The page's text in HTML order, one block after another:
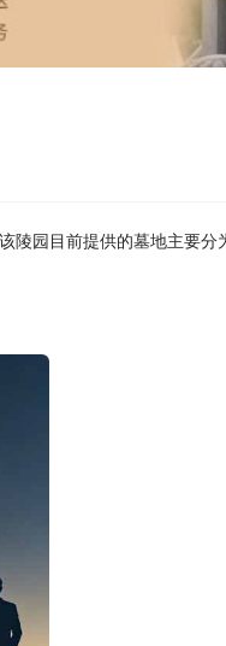
陵园目前提供的墓地主要